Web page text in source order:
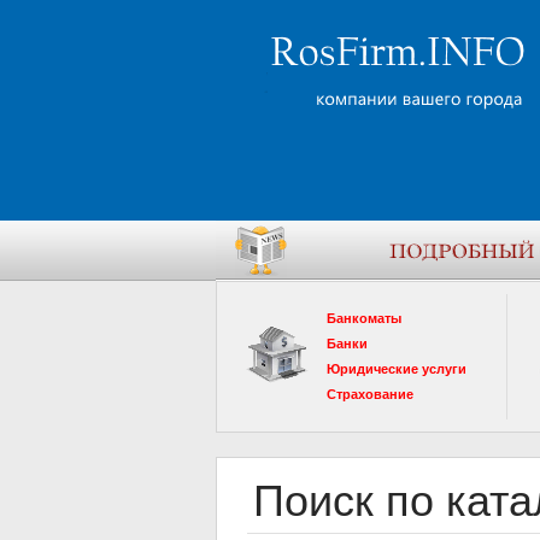
Банкоматы
Банки
Юридические услуги
Страхование
Поиск по